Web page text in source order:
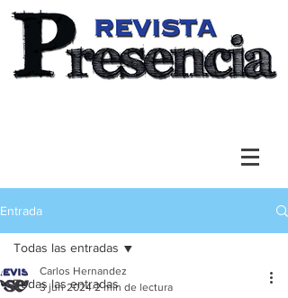
Entrada
Todas las entradas
Todas las entradas
Carlos Hernandez
3 jun 2024 2 min de lectura